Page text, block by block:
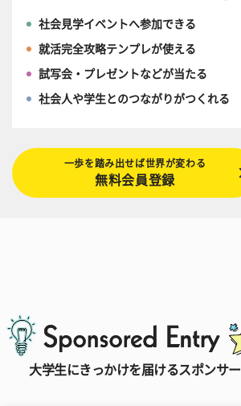
社会見学イベントへ参加できる
就活完全攻略テンプレが使える
試写会・プレゼントなどが当たる
社会人や学生とのつながりがつくれる
一歩を踏み出せば世界が変わる
無料会員登録
大学生にきっかけを届けるスポンサー